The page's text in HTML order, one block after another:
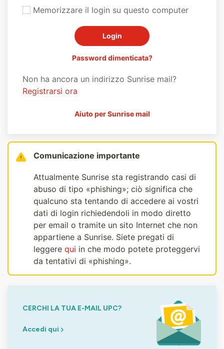
Memorizzare il login su questo computer
Password dimenticata?
Non ha ancora un indirizzo Sunrise mail?
Registrarsi ora
Aiuto per Sunrise mail
Comunicazione importante
Attualmente Sunrise sta registrando casi di
abuso di tipo «phishing»; ciò significa che
qualcuno sta tentando di accedere ai vostri
dati di login richiedendoli in modo diretto
per email o tramite un sito Internet che non
appartiene a Sunrise. Siete pregati di
leggere qui in che modo potete proteggervi
da tentativi di «phishing».
CERCHI LA TUA E-MAIL UPC?
Accedi qui